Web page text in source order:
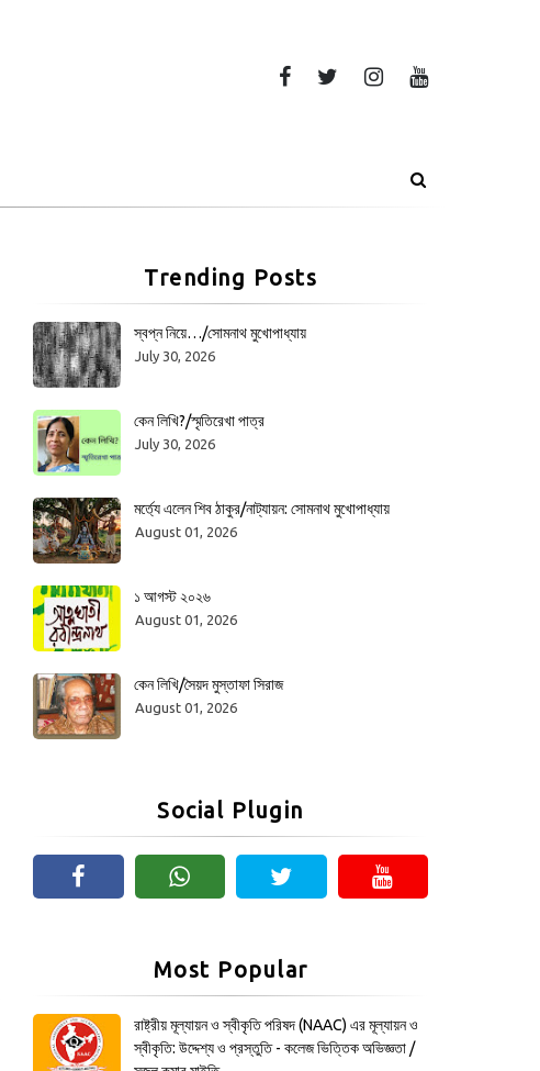
Trending Posts
স্বপ্ন নিয়ে…/সোমনাথ মুখোপাধ্যায়
July 30, 2026
কেন লিখি?/স্মৃতিরেখা পাত্র
July 30, 2026
মর্ত্যে এলেন শিব ঠাকুর/নাট্যায়ন: সোমনাথ মুখোপাধ্যায়
August 01, 2026
১ আগস্ট ২০২৬
August 01, 2026
কেন লিখি/সৈয়দ মুস্তাফা সিরাজ
August 01, 2026
Social Plugin
Most Popular
রাষ্ট্রীয় মূল্যায়ন ও স্বীকৃতি পরিষদ (NAAC) এর মূল্যায়ন ও
স্বীকৃতি: উদ্দেশ্য ও প্রস্তুতি - কলেজ ভিত্তিক অভিজ্ঞতা /